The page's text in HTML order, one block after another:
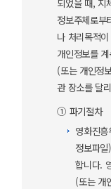
정보주체로부
나 처리목적
개인정보를
(또는 개인정
관 장소를 달
① 파기절차
영화진
정보파
합니다.
(또는 개